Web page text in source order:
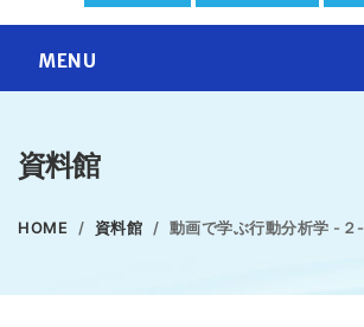
MENU
資料館
HOME 資料館 動画で学ぶ行動分析学 -２-